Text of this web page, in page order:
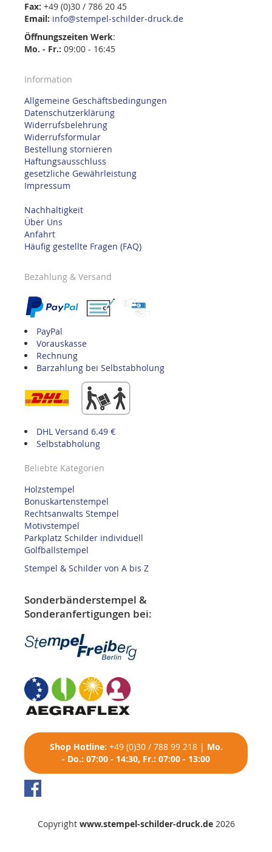
Fax: +49 (0)30 / 786 20 45
Email: info@stempel-schilder-druck.de
Öffnungszeiten Werk:
Mo. - Fr.: 09:00 - 16:45
Information
Allgemeine Geschäftsbedingungen
Datenschutzerklärung
Widerrufsbelehrung
Widerrufsformular
Bestellung stornieren
Haftungsausschluss
gesetzliche Gewährleistung
Impressum
Nachhaltigkeit
Über Uns
Anfahrt
Häufig gestellte Fragen (FAQ)
Bezahlung & Versand
PayPal
Vorauskasse
Rechnung
Barzahlung bei Selbstabholung
DHL Versand 6.49 €
Selbstabholung
Beliebte Kategorien
Holzstempel
Bonuskartenstempel
Rechtsanwalts Stempel
Motivstempel
Parkplatz Schilder individuell
Golfballstempel
Stempel & Schilder von A bis Z
Sonderbänderstempel &
Sonderanfertigungen bei:
Shop Hotline: +49 (0)30 / 788 99 218| Mo.
- Do.: 07:00 - 14:30, Fr.: 07:00 - 13:00
Copyright www.stempel-schilder-druck.de2026